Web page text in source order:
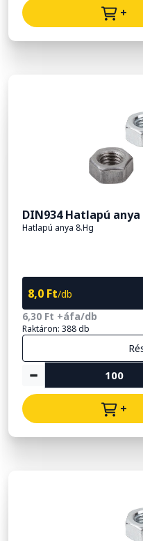
+
DIN934 Hatlapú
Hatlapú anya 8.Hg
8,0 Ft/db
6,30 Ft +áfa/db
Raktáron: 388 db
+